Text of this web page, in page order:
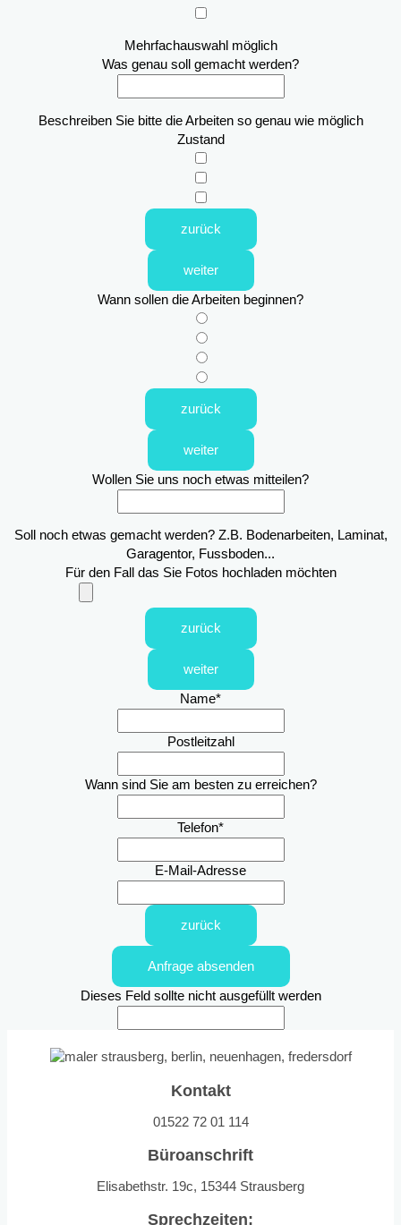
Mehrfachauswahl möglich
Was genau soll gemacht werden?
Beschreiben Sie bitte die Arbeiten so genau wie möglich
Zustand
zurück
weiter
Wann sollen die Arbeiten beginnen?
zurück
weiter
Wollen Sie uns noch etwas mitteilen?
Soll noch etwas gemacht werden? Z.B. Bodenarbeiten, Laminat,
Garagentor, Fussboden...
Für den Fall das Sie Fotos hochladen möchten
zurück
weiter
Name*
Postleitzahl
Wann sind Sie am besten zu erreichen?
Telefon*
E-Mail-Adresse
zurück
Anfrage absenden
Dieses Feld sollte nicht ausgefüllt werden
Kontakt
01522 72 01 114
Büroanschrift
Elisabethstr. 19c, 15344 Strausberg
Sprechzeiten: